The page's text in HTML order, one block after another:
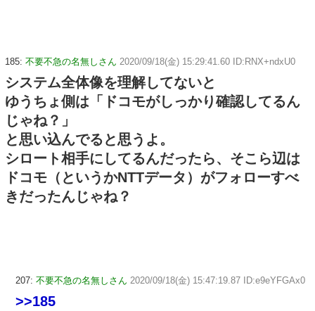
185: 不要不急の名無しさん 2020/09/18(金) 15:29:41.60 ID:RNX+ndxU0
システム全体像を理解してないと
ゆうちょ側は「ドコモがしっかり確認してるん
じゃね？」
と思い込んでると思うよ。
シロート相手にしてるんだったら、そこら辺は
ドコモ（というかNTTデータ）がフォローすべ
きだったんじゃね？
207: 不要不急の名無しさん 2020/09/18(金) 15:47:19.87 ID:e9eYFGAx0
>>185